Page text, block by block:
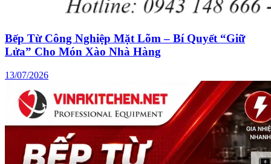
Bếp Từ Công Nghiệp Mặt Lõm – Bí Quyết “Giữ
Lửa” Cho Món Xào Nhà Hàng
13/07/2026